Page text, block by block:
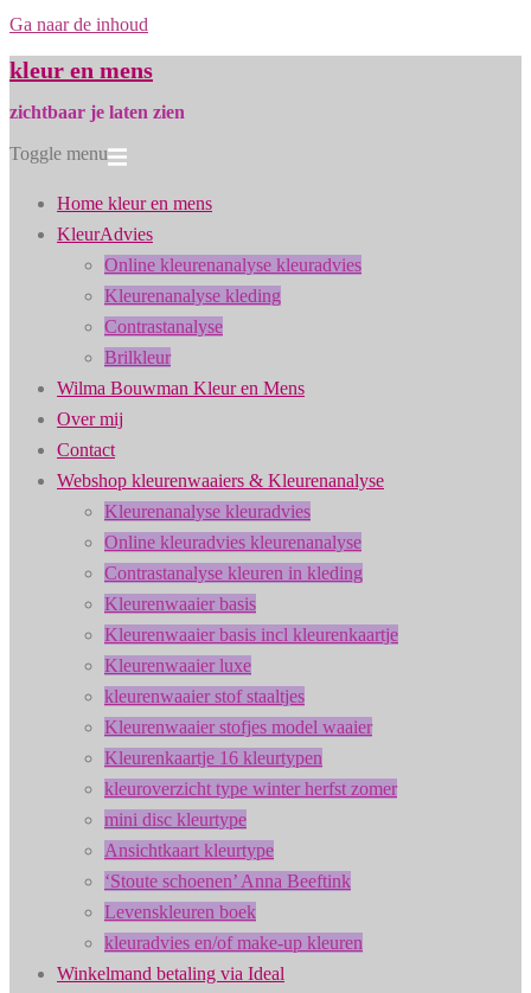
Ga naar de inhoud
kleur en mens
zichtbaar je laten zien
Toggle menu
Home kleur en mens
KleurAdvies
Online kleurenanalyse kleuradvies
Kleurenanalyse kleding
Contrastanalyse
Brilkleur
Wilma Bouwman Kleur en Mens
Over mij
Contact
Webshop kleurenwaaiers & Kleurenanalyse
Kleurenanalyse kleuradvies
Online kleuradvies kleurenanalyse
Contrastanalyse kleuren in kleding
Kleurenwaaier basis
Kleurenwaaier basis incl kleurenkaartje
Kleurenwaaier luxe
kleurenwaaier stof staaltjes
Kleurenwaaier stofjes model waaier
Kleurenkaartje 16 kleurtypen
kleuroverzicht type winter herfst zomer
mini disc kleurtype
Ansichtkaart kleurtype
‘Stoute schoenen’ Anna Beeftink
Levenskleuren boek
kleuradvies en/of make-up kleuren
Winkelmand betaling via Ideal